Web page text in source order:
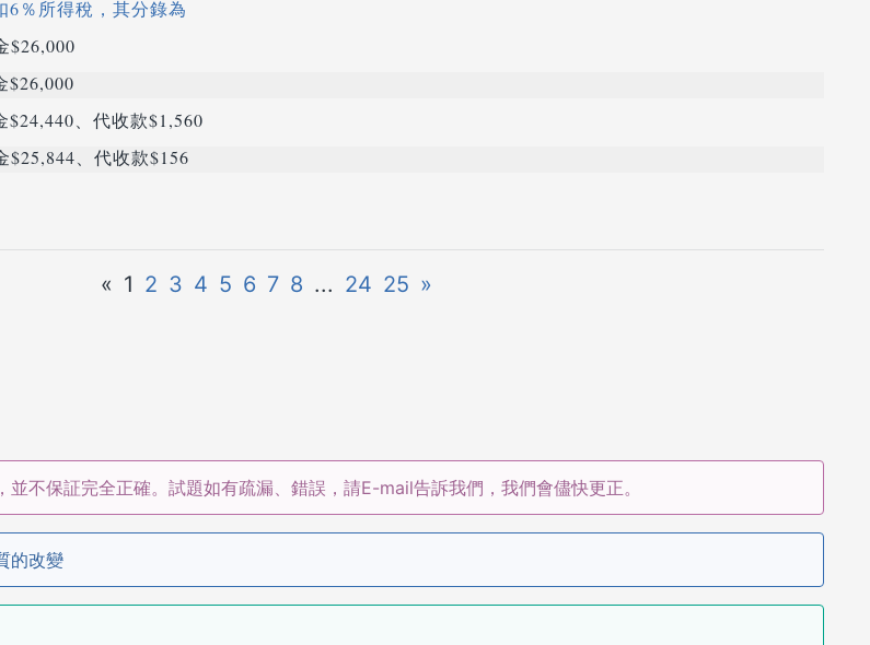
6％所得稅，其分錄為
$26,000
$26,000
、代收款$1,560
、代收款$156
« 1 2 3 4 5 6 7 8 ... 24 25 »
不保証完全正確。試題如有疏漏、錯誤，請E-mail告訴我們，我們會儘快更正。
的改變